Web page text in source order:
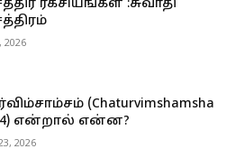
ரகசியங்கள் :சுவாதி
2026
(Chaturvimshamsha
என்றால் என்ன?
2026